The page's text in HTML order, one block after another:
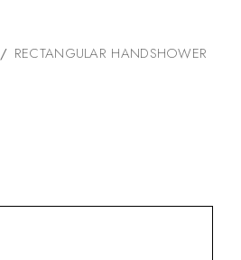
/ RECTANGULAR HANDSHOWER